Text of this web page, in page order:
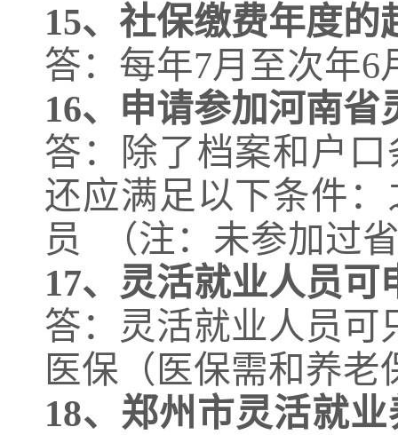
15、 社保缴费年度的
答：每年7月至次年
16、 申请参加河南省
答：除了档案和户
还应满足以下条件
员 （注：未参加过
17、 灵活就业人员可
答：灵活就业人员可
医保（医保需和养老
18、 郑州市灵活就